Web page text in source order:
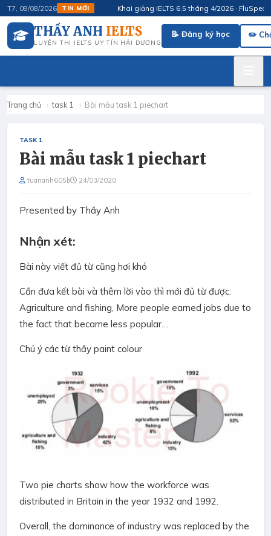
T7, 08/08/2026 TIN MỚI Khai giảng IELTS 6.5 tháng 4/2026 · FluSpeak
THẦY ANH IELTS
LUYỆN THI IELTS UY TÍN HẢI DƯƠNG
📝 Đăng ký học ✏️
Trang chủ › task 1 › Bài mẫu task 1 piechart
TASK 1
Bài mẫu task 1 piechart
tuananh605b 24/03/2020
Presented by Thầy Anh
Nhận xét:
Bài này viết đủ từ cũng hơi khó
Cần đưa kết bài và thêm lời vào thì mới đủ từ được:
Agriculture and fishing, More people earned jobs due to
the fact that became less popular…
Chú ý các từ thầy paint colour
Two pie charts show how the workforce was
distributed in Britain in the year 1932 and 1992.
Overall, the dominance of industry was replaced by the